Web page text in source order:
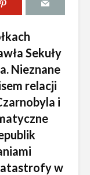
Sekuły
Nieznane
relacji
i
w